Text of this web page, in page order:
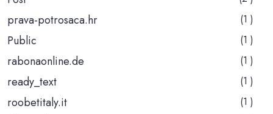
prava-potrosaca.hr (1 )
Public (1 )
rabonaonline.de (1 )
ready_text (1 )
roobetitaly.it (1 )